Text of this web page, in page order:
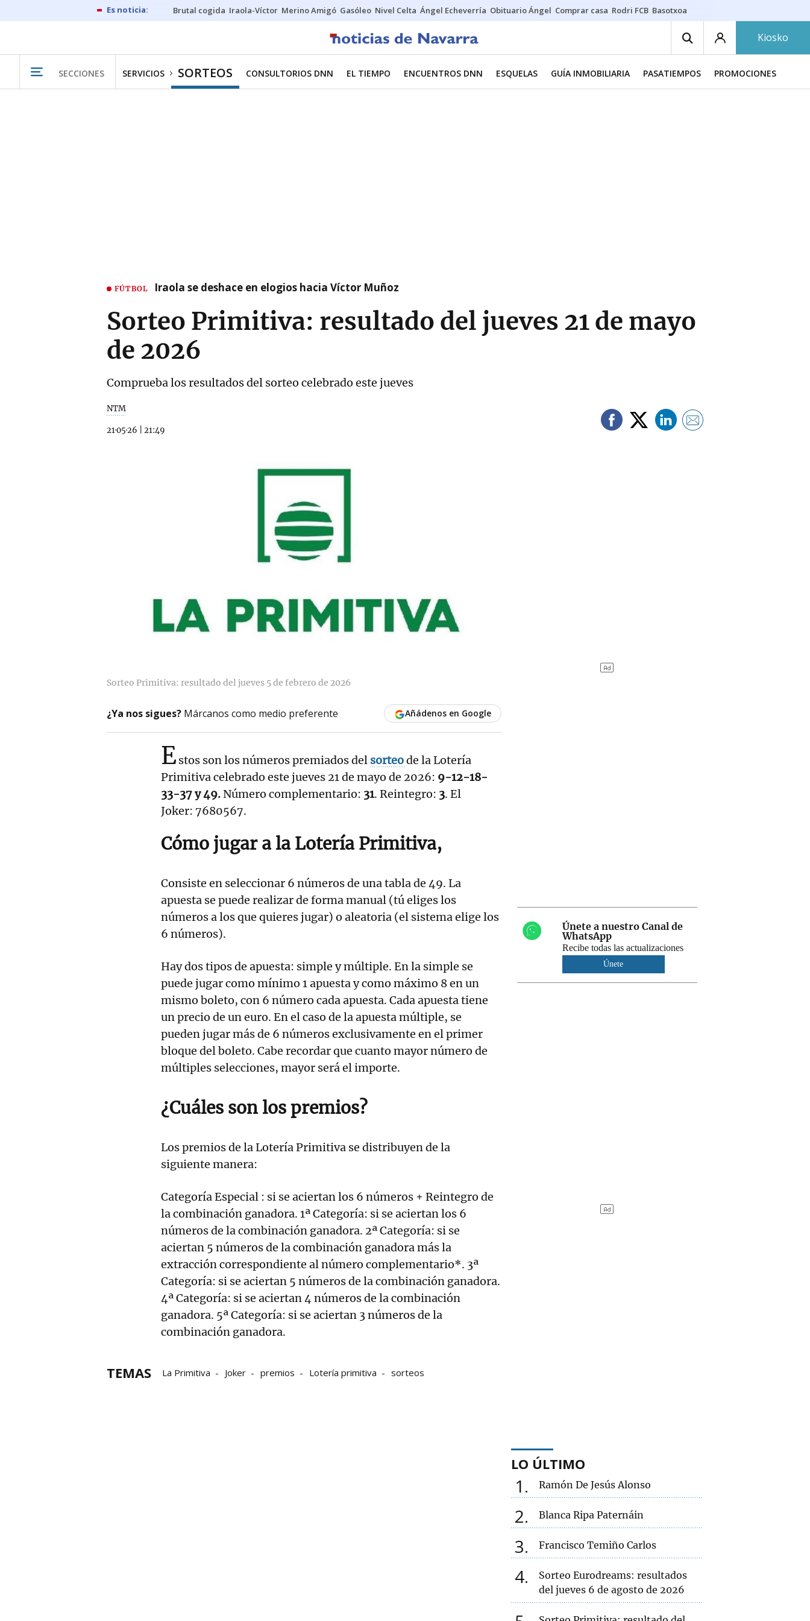
Brutal cogida Iraola-Víctor Merino Amigó Gasóleo Nivel Celta Ángel Echeverría Obituario Ángel Comprar casa Rodri FCB Basotxoa
Kiosko
SECCIONES SERVICIOS SORTEOS CONSULTORIOS DNN EL TIEMPO ENCUENTROS DNN ESQUELAS GUÍA INMOBILIARIA PASATIEMPOS PROMOCIONES
FÚTBOL Iraola se deshace en elogios hacia Víctor Muñoz
Sorteo Primitiva: resultado del jueves 21 de mayo
de 2026
Comprueba los resultados del sorteo celebrado este jueves
NTM
21·05·26 21:49
Sorteo Primitiva: resultado del jueves 5 de febrero de 2026
¿Ya nos sigues? Márcanos como medio preferente Añádenos en Google
Estos son los números premiados del sorteode la Lotería
Primitiva celebrado este jueves 21 de mayo de 2026: 9-12-18-
33-37 y 49. Número complementario: 31. Reintegro: 3. El
Joker: 7680567.
Cómo jugar a la Lotería Primitiva,
Consiste en seleccionar 6 números de una tabla de 49. La
apuesta se puede realizar de forma manual (tú eliges los
números a los que quieres jugar) o aleatoria (el sistema elige los
6 números).
Hay dos tipos de apuesta: simple y múltiple. En la simple se
puede jugar como mínimo 1 apuesta y como máximo 8 en un
mismo boleto, con 6 número cada apuesta. Cada apuesta tiene
un precio de un euro. En el caso de la apuesta múltiple, se
pueden jugar más de 6 números exclusivamente en el primer
bloque del boleto. Cabe recordar que cuanto mayor número de
múltiples selecciones, mayor será el importe.
¿Cuáles son los premios?
Los premios de la Lotería Primitiva se distribuyen de la
siguiente manera:
Categoría Especial : si se aciertan los 6 números + Reintegro de
la combinación ganadora. 1ª Categoría: si se aciertan los 6
números de la combinación ganadora. 2ª Categoría: si se
aciertan 5 números de la combinación ganadora más la
extracción correspondiente al número complementario*. 3ª
Categoría: si se aciertan 5 números de la combinación ganadora.
4ª Categoría: si se aciertan 4 números de la combinación
ganadora. 5ª Categoría: si se aciertan 3 números de la
combinación ganadora.
TEMAS La Primitiva Joker premios Lotería primitiva sorteos
Únete a nuestro Canal de
WhatsApp
Recibe todas las actualizaciones
Únete
LO ÚLTIMO
1 Ramón De Jesús Alonso
2 Blanca Ripa Paternáin
3 Francisco Temiño Carlos
4
Sorteo Eurodreams: resultados
del jueves 6 de agosto de 2026